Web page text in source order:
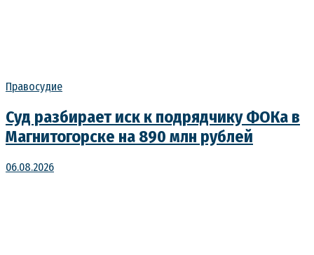
Правосудие
Суд разбирает иск к подрядчику ФОКа в
Магнитогорске на 890 млн рублей
06.08.2026